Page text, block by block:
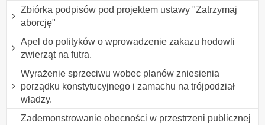
Zbiórka podpisów pod projektem ustawy "Zatrzymaj
aborcję"
Apel do polityków o wprowadzenie zakazu hodowli
zwierząt na futra.
Wyrażenie sprzeciwu wobec planów zniesienia
porządku konstytucyjnego i zamachu na trójpodział
władzy.
Zademonstrowanie obecności w przestrzeni publicznej